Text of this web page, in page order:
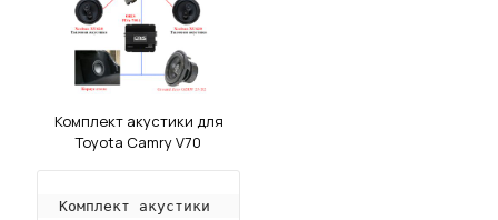
Комплект акустики для
Toyota Camry V70
Комплект акустики